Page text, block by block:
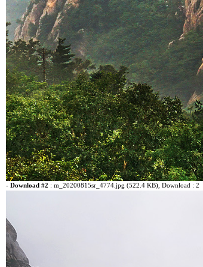
- Download #2 : m_20200815sr_4774.jpg (522.4 KB) , Download : 2